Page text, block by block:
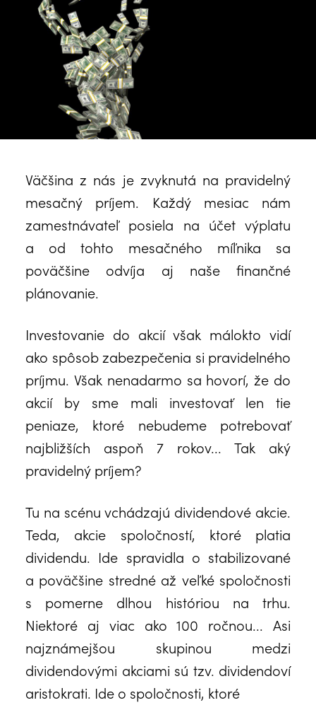
Väčšina z nás je zvyknutá na pravidelný
mesačný príjem. Každý mesiac nám
zamestnávateľ posiela na účet výplatu
a od tohto mesačného míľnika sa
poväčšine odvíja aj naše finančné
plánovanie.
Investovanie do akcií však málokto vidí
ako spôsob zabezpečenia si pravidelného
príjmu. Však nenadarmo sa hovorí, že do
akcií by sme mali investovať len tie
peniaze, ktoré nebudeme potrebovať
najbližších aspoň 7 rokov... Tak aký
pravidelný príjem?
Tu na scénu vchádzajú dividendové akcie.
Teda, akcie spoločností, ktoré platia
dividendu. Ide spravidla o stabilizované
a poväčšine stredné až veľké spoločnosti
s pomerne dlhou históriou na trhu.
Niektoré aj viac ako 100 ročnou... Asi
najznámejšou skupinou medzi
dividendovými akciami sú tzv. dividendoví
aristokrati. Ide o spoločnosti, ktoré